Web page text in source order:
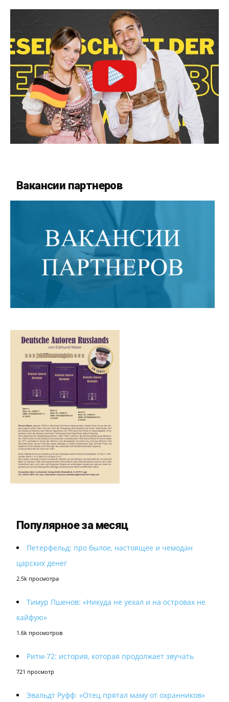
Вакансии партнеров
Популярное за месяц
Петерфельд: про былое, настоящее и чемодан
царских денег
2.5k просмотра
Тимур Пшенов: «Никуда не уехал и на островах не
кайфую»
1.6k просмотров
Ритм-72: история, которая продолжает звучать
721 просмотр
Эвальдт Руфф: «Отец прятал маму от охранников»